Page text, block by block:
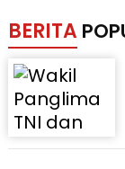
BERITA